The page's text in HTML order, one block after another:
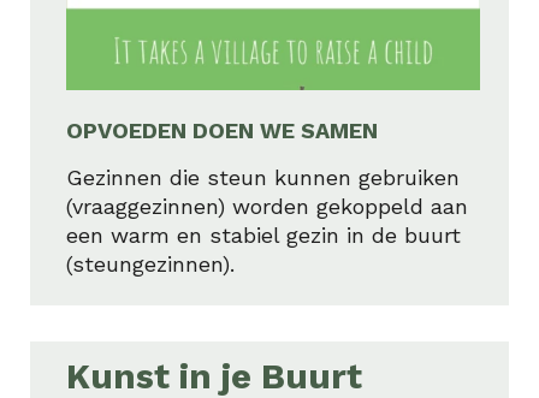
OPVOEDEN DOEN WE SAMEN
Gezinnen die steun kunnen gebruiken
(vraaggezinnen) worden gekoppeld aan
een warm en stabiel gezin in de buurt
(steungezinnen).
Kunst in je Buurt